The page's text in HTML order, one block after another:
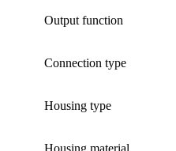
Output function
Connection type
Housing type